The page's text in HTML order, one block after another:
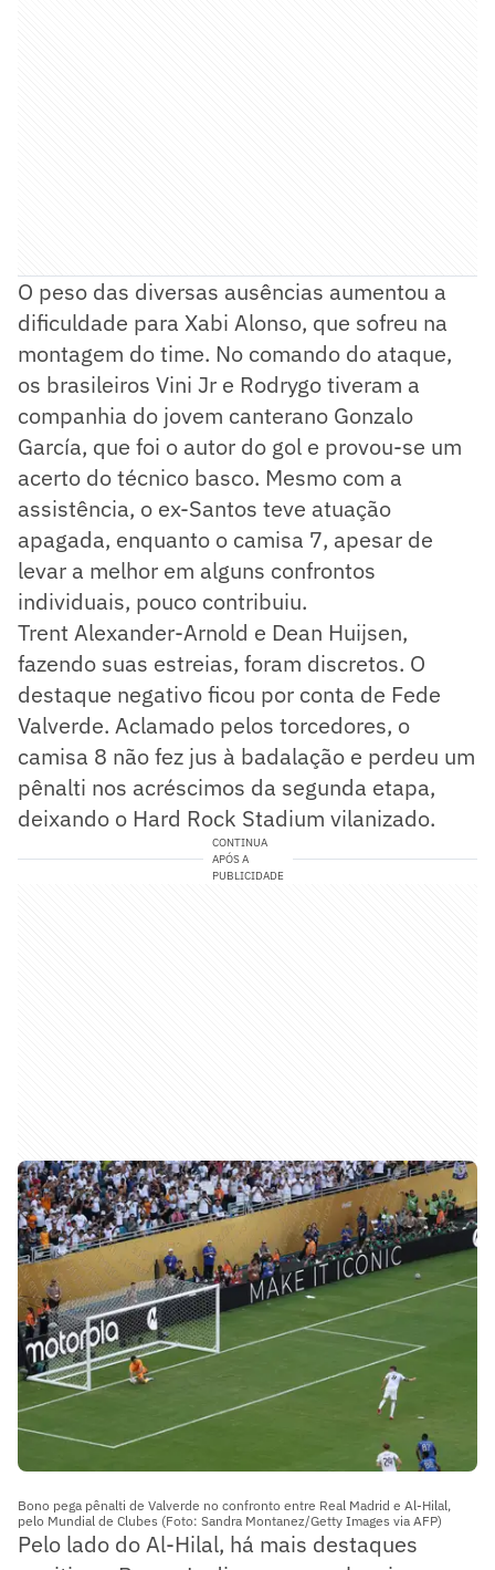
O peso das diversas ausências aumentou a
dificuldade para Xabi Alonso, que sofreu na
montagem do time. No comando do ataque,
os brasileiros Vini Jr e Rodrygo tiveram a
companhia do jovem canterano Gonzalo
García, que foi o autor do gol e provou-se um
acerto do técnico basco. Mesmo com a
assistência, o ex-Santos teve atuação
apagada, enquanto o camisa 7, apesar de
levar a melhor em alguns confrontos
individuais, pouco contribuiu.
Trent Alexander-Arnold e Dean Huijsen,
fazendo suas estreias, foram discretos. O
destaque negativo ficou por conta de Fede
Valverde. Aclamado pelos torcedores, o
camisa 8 não fez jus à badalação e perdeu um
pênalti nos acréscimos da segunda etapa,
deixando o Hard Rock Stadium vilanizado.
CONTINUA
APÓS A
PUBLICIDADE
Bono pega pênalti de Valverde no confronto entre Real Madrid e Al-Hilal,
pelo Mundial de Clubes (Foto: Sandra Montanez/Getty Images via AFP)
Pelo lado do Al-Hilal, há mais destaques